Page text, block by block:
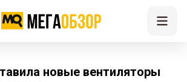
новые вентиляторы